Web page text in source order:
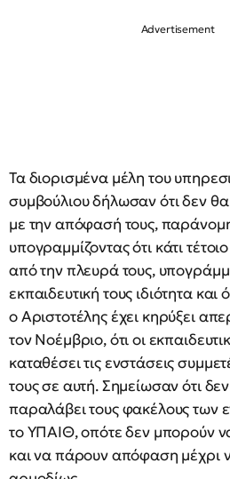
Τα διορισμένα μέλη του
συμβούλιου δήλωσαν ότι δεν θα
με την απόφασή τους,
υπογραμμίζοντας ότι κάτι
από την πλευρά τους,
εκπαιδευτική τους ιδιότητα και
ο Αριστοτέλης έχει κηρύξει
τον Νοέμβριο, ότι οι
καταθέσει τις ενστάσεις
τους σε αυτή. Σημείωσαν ότι
παραλάβει τους φακέλους των
το ΥΠΑΙΘ, οπότε δεν μπορούν
και να πάρουν απόφαση μέχρι